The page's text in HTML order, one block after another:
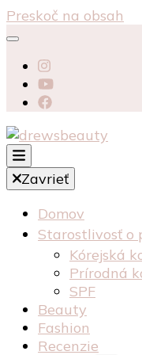
Preskoč na obsah
starostlivosť péče o
kosmetika kozmetika
Zavrieť
Domov
Starostlivosť o
Kórejská
Prírodná
SPF
Beauty
Fashion
Recenzie